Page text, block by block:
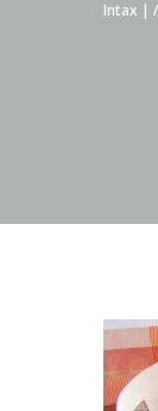
Intax |